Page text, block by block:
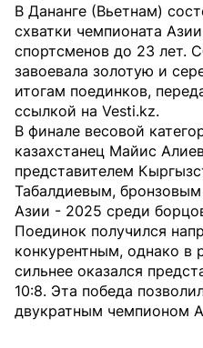
В Дананге (Вьетнам)
схватки чемпионата
спортсменов до 23 лет.
завоевала золотую и
итогам поединков,
ссылкой на Vesti.kz.
В финале весовой
казахстанец Майис
представителем
Табалдиевым,
Азии - 2025 среди
Поединок получился
конкурентным, однако
сильнее оказался
10:8. Эта победа
двукратным чемпионом